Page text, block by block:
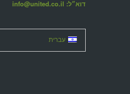
דוא״ל: info@united.co.il
עברית